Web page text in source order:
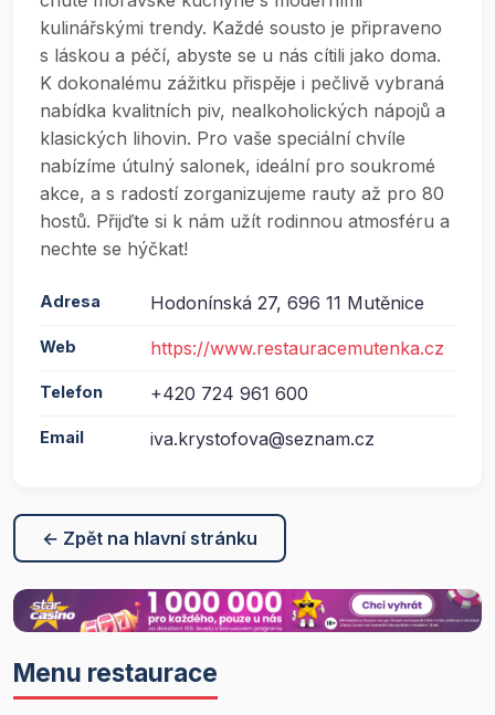
kulinářskými trendy. Každé sousto je připraveno
s láskou a péčí, abyste se u nás cítili jako doma.
K dokonalému zážitku přispěje i pečlivě vybraná
nabídka kvalitních piv, nealkoholických nápojů a
klasických lihovin. Pro vaše speciální chvíle
nabízíme útulný salonek, ideální pro soukromé
akce, a s radostí zorganizujeme rauty až pro 80
hostů. Přijďte si k nám užít rodinnou atmosféru a
nechte se hýčkat!
Adresa Hodonínská 27, 696 11 Mutěnice
Web https://www.restauracemutenka.cz
Telefon +420 724 961 600
Email iva.krystofova@seznam.cz
← Zpět na hlavní stránku
Menu restaurace